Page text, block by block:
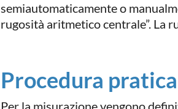
semiautomaticamente o
rugosità aritmetico centrale”. La
Procedura
Per la misurazione vengono